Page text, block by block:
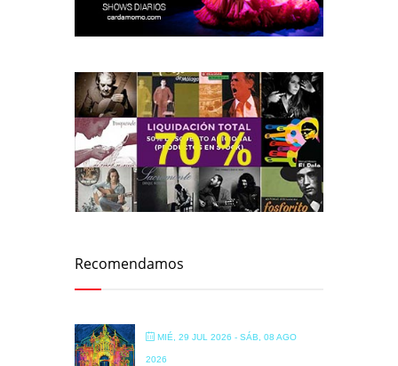
Recomendamos
MIÉ, 29 JUL 2026 - SÁB, 08 AGO
2026